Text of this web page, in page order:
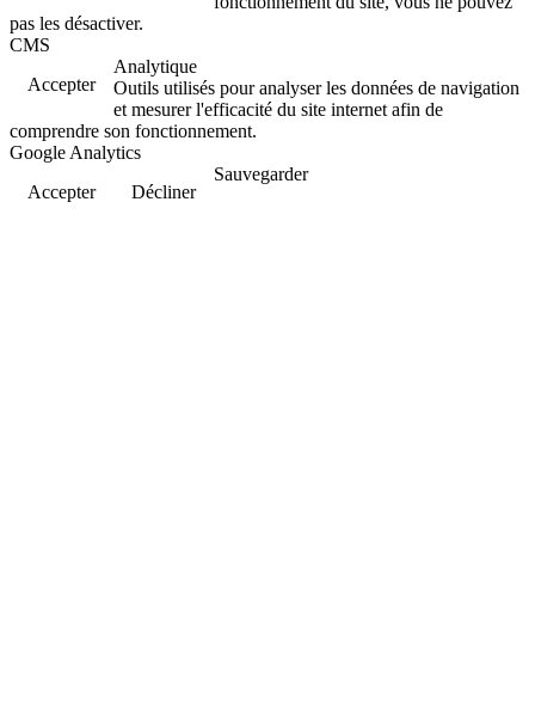
pas les désactiver.
CMS
Accepter
Analytique
Outils utilisés pour analyser les données de navigation
et mesurer l'efficacité du site internet afin de
comprendre son fonctionnement.
Google Analytics
Accepter
Décliner
Sauvegarder